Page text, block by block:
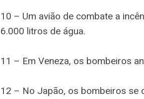
10 – Um avião de combate a
6.000 litros de água.
11 – Em Veneza, os bombeiros
12 – No Japão, os bombeiros se